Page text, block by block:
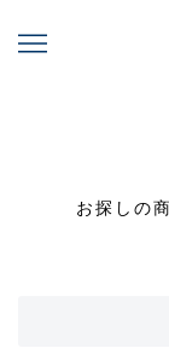
お探しの